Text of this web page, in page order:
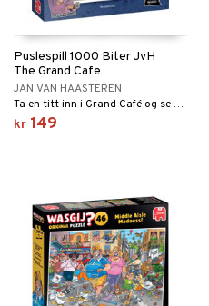
Puslespill 1000 Biter JvH
The Grand Cafe
JAN VAN HAASTEREN
Ta en titt inn i Grand Café og se hva som skjer!
kr 149